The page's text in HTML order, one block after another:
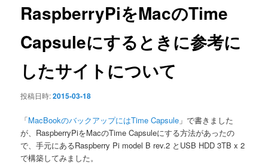
ー
ョ
RaspberryPiをMacのTime
Capsuleにするときに参考に
したサイトについて
投稿日時:2015-03-18
「MacBookのバックアップにはTime Capsule 」で書きました
が、RaspberryPiをMacのTime Capsuleにする方法があったの
で、手元にあるRaspberry Pi model B rev.2 とUSB HDD 3TB x 2
で構築してみました。